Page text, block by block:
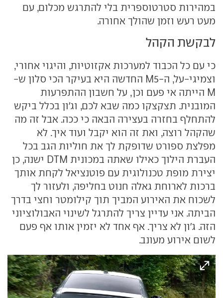
במהירות סטרטוספרית בלי להתרגש מכלום, עם
מעט רעש וזמן שהולך אחורה.
לבקשת הקהל
כי עם כל הכבוד למערכות אקזוטיות, והיגוי אחורי,
וצמיגי-על, ה-M5 החדשה היא בעיקר הכי סלון ש-
M הייתה אי פעם וכן, על חשבון ההתפרעות
המובנית. תצקצקו כמה שבא לכם, וג'ון בכלל ביקש
להתחלף בחזרה בעצירה הבאה כי ככה. אבל זה מה
שהקהל רוצה, ואת זה הוא יקבל ועוד איך. לא
מפלצת ספורט שדופקת לך את חוליות הגב בכל
העברת הילוך כאילו שאתה במכונית DTM ישנה, כן
יצירת מופת טכנולוגית עם פוטנציאל לקחת אותך
ברכות לארוחת גאלה חנוט בחליפה, ולעזור לך
לשכוח את האירוע המביך תוך קילומטר וחצי בדרך
הביתה. אני עדיין צריך להתרגל לשינוי האבולוציוני
הזה. ג'ון לא צריך. אף אחד לא יזמין אותו אף פעם
לשום אירוע מעונב.